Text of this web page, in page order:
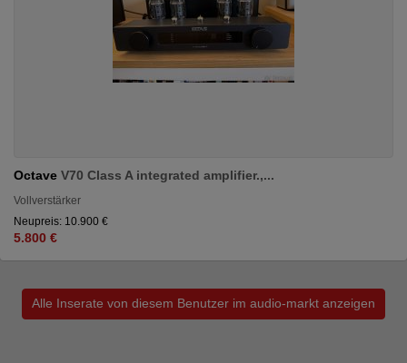
Octave V70 Class A integrated amplifier.,...
Vollverstärker
Neupreis: 10.900 €
5.800 €
Alle Inserate von diesem Benutzer im audio-markt anzeigen